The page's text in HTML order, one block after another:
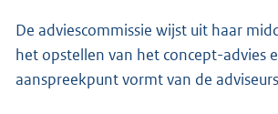
De adviescommissie wijst uit haar
het opstellen van het concept-advies
aanspreekpunt vormt van de